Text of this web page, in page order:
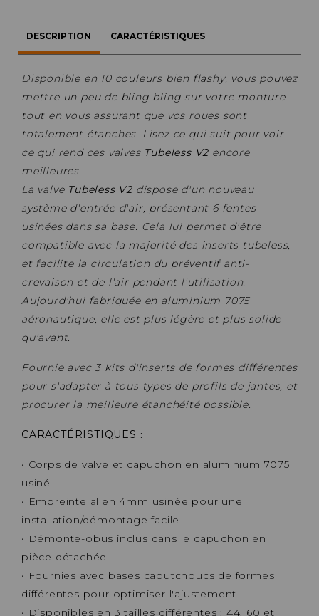
DESCRIPTION CARACTÉRISTIQUES
Disponible en 10 couleurs bien flashy, vous pouvez
mettre un peu de bling bling sur votre monture
tout en vous assurant que vos roues sont
totalement étanches. Lisez ce qui suit pour voir
ce qui rend ces valves Tubeless V2 encore
meilleures.
La valve Tubeless V2 dispose d'un nouveau
système d'entrée d'air, présentant 6 fentes
usinées dans sa base. Cela lui permet d'être
compatible avec la majorité des inserts tubeless,
et facilite la circulation du préventif anti-
crevaison et de l'air pendant l'utilisation.
Aujourd'hui fabriquée en aluminium 7075
aéronautique, elle est plus légère et plus solide
qu'avant.
Fournie avec 3 kits d'inserts de formes différentes
pour s'adapter à tous types de profils de jantes, et
procurer la meilleure étanchéité possible.
CARACTÉRISTIQUES :
• Corps de valve et capuchon en aluminium 7075
usiné
• Empreinte allen 4mm usinée pour une
installation/démontage facile
• Démonte-obus inclus dans le capuchon en
pièce détachée
• Fournies avec bases caoutchoucs de formes
différentes pour optimiser l'ajustement
• Disponibles en 3 tailles différentes : 44, 60 et